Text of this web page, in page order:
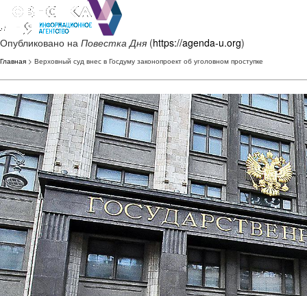
Опубликовано на Повестка Дня (https://agenda-u.org)
Главная > Верховный суд внес в Госдуму законопроект об уголовном проступке